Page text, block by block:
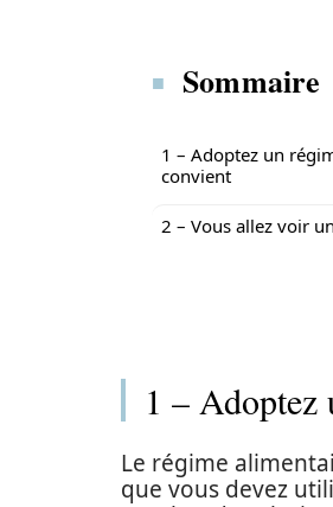
Sommaire
1 – Adoptez un
convient
2 – Vous allez voir
1 – Adoptez
Le régime
que vous devez